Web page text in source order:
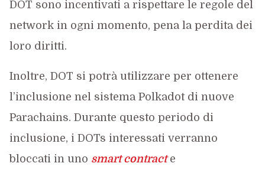
DOT sono incentivati a rispettare le regole del
network in ogni momento, pena la perdita dei
loro diritti.
Inoltre, DOT si potrà utilizzare per ottenere
l’inclusione nel sistema Polkadot di nuove
Parachains. Durante questo periodo di
inclusione, i DOTs interessati verranno
bloccati in uno smart contracte